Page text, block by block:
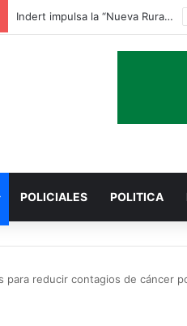
Indert impulsa la “Nueva Ruralidad” para garantizar la titulación de tierras a familias campesinas.
POLICIALES POLITICA
para reducir contagios de cáncer